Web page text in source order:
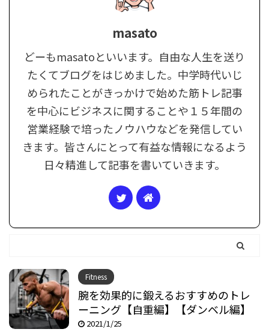
masato
どーもmasatoといいます。自由な人生を送り
たくてブログをはじめました。中学時代いじ
められたことがきっかけで始めた筋トレ記事
を中心にビジネスに関することや１５年間の
営業経験で培ったノウハウなどを発信してい
きます。皆さんにとって有益な情報になるよう
日々精進して記事を書いていきます。
Fitness
腕を効果的に鍛えるおすすめのトレ
ーニング【自重編】【ダンベル編】
2021/1/25